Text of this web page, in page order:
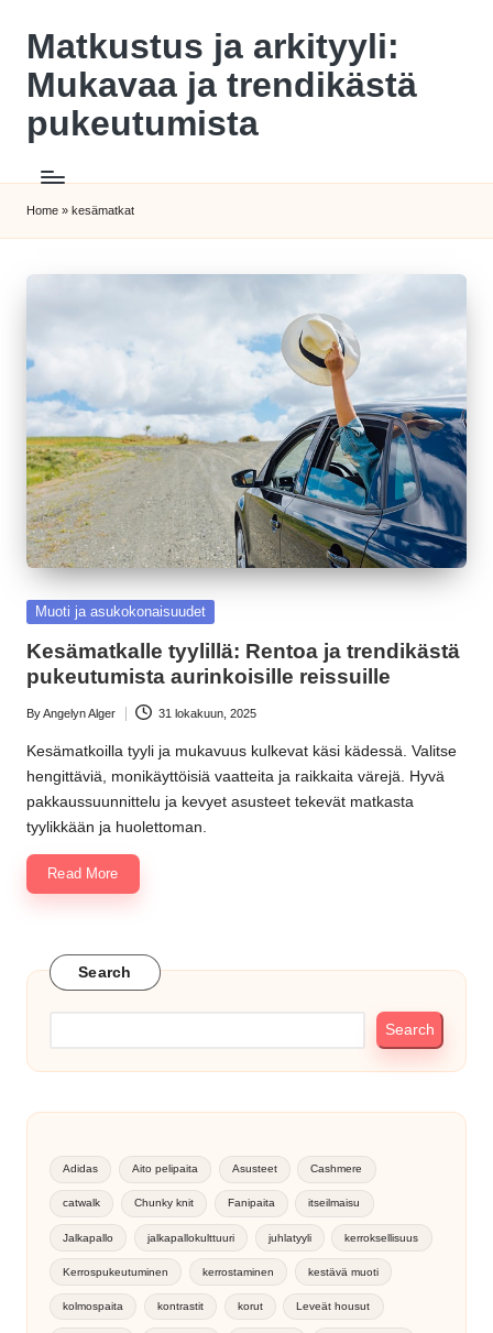
content
Matkustus ja arkityyli:
Mukavaa ja trendikästä
pukeutumista
Home » kesämatkat
Posted
Muoti ja asukokonaisuudet
Kesämatkalle tyylillä: Rentoa ja trendikästä
pukeutumista aurinkoisille reissuille
Posted
by
ByAngelyn Alger 31 lokakuun, 2025
Kesämatkoilla tyyli ja mukavuus kulkevat käsi kädessä. Valitse
hengittäviä, monikäyttöisiä vaatteita ja raikkaita värejä. Hyvä
pakkaussuunnittelu ja kevyet asusteet tekevät matkasta
tyylikkään ja huolettoman.
Read More
Search
Search
Adidas Aito pelipaita Asusteet Cashmere
catwalk Chunky knit Fanipaita itseilmaisu
Jalkapallo jalkapallokulttuuri juhlatyyli kerroksellisuus
Kerrospukeutuminen kerrostaminen kestävä muoti
kolmospaita kontrastit korut Leveät housut